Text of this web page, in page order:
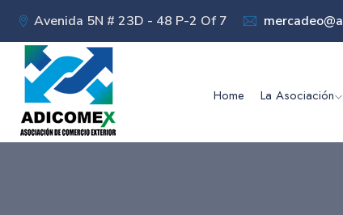
Avenida 5N # 23D - 48 P-2 Of 7
Home La Asociación